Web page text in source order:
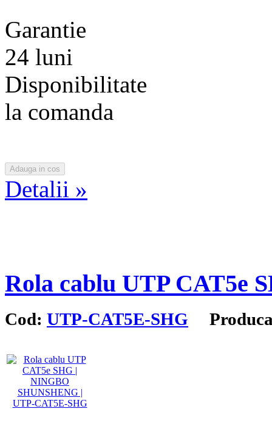
Garantie
24 luni
Disponibilitate
la comanda
Detalii »
Rola cablu UTP CAT5e
Cod: UTP-CAT5E-SHG